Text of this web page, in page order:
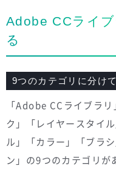
Adobe CCライ
る
9つのカテゴリに分け
「Adobe CCライブラ
ク」「レイヤースタイ
ル」「カラー」「ブラ
ン」の9つのカテゴリが